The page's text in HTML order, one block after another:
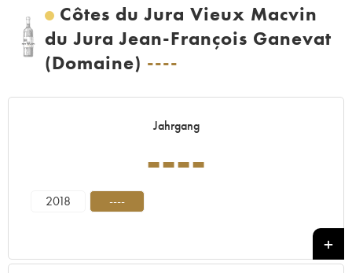
Côtes du Jura Vieux Macvin
du Jura Jean-François Ganevat
(Domaine) ----
Jahrgang
----
2018 ----